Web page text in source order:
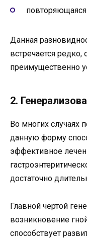
повторяющаяся
Данная
встречается
преимущественно
2.
Во многих случаях
данную форму
эффективное
достаточно
Главной чертой
возникновение
способствует